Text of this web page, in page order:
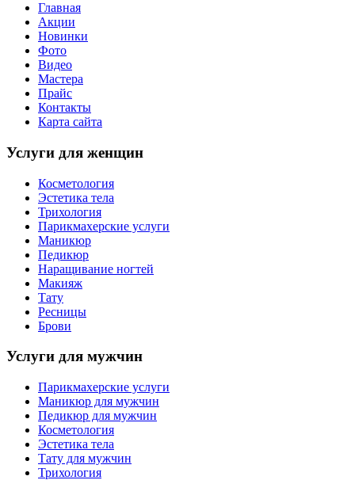
Главная
Акции
Новинки
Фото
Видео
Мастера
Прайс
Контакты
Карта сайта
Услуги для женщин
Косметология
Эстетика тела
Трихология
Парикмахерские услуги
Маникюр
Педикюр
Наращивание ногтей
Макияж
Тату
Ресницы
Брови
Услуги для мужчин
Парикмахерские услуги
Маникюр для мужчин
Педикюр для мужчин
Косметология
Эстетика тела
Тату для мужчин
Трихология